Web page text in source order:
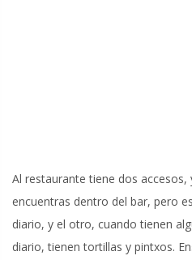
Al restaurante tiene dos
encuentras dentro del bar, pero
diario, y el otro, cuando tienen
diario, tienen tortillas y pintxos.